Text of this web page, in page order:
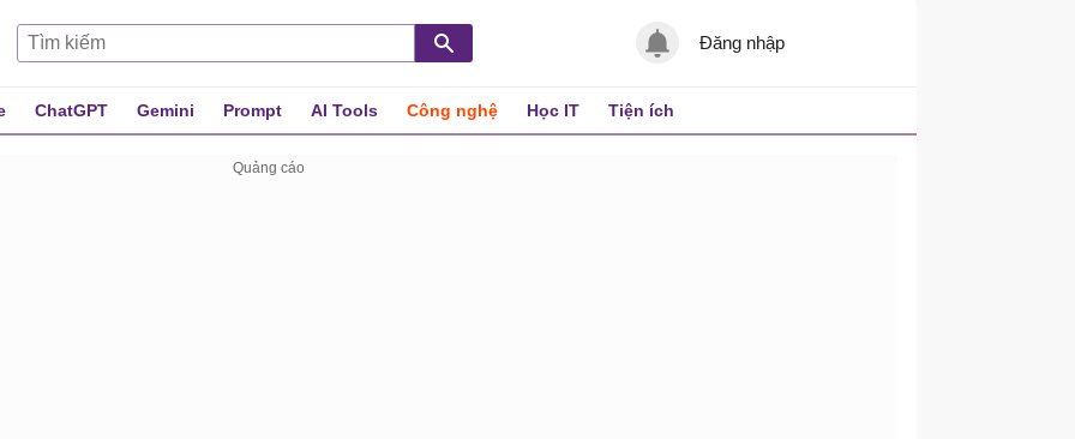
Đăng nhập
ChatGPT Gemini Prompt AI Tools Công nghệ Học IT Tiện ích